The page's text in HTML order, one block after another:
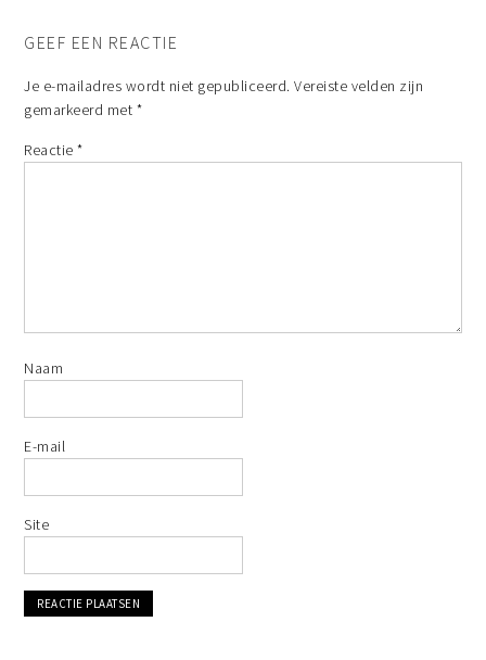
GEEF EEN REACTIE
Je e-mailadres wordt niet gepubliceerd. Vereiste velden zijn
gemarkeerd met *
Reactie*
Naam
E-mail
Site